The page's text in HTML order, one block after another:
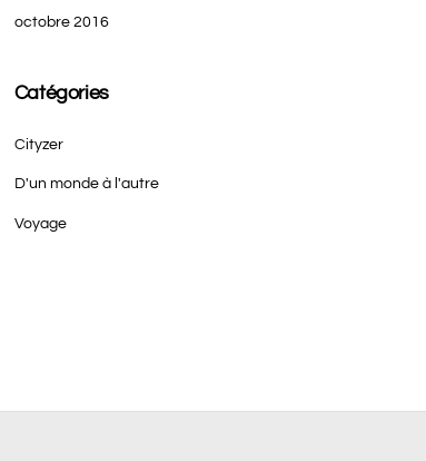
octobre 2016
Catégories
Cityzer
D'un monde à l'autre
Voyage